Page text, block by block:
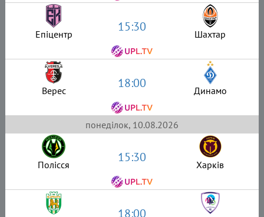
Епіцентр 15:30 Шахтар
Верес 18:00 Динамо
понеділок, 10.08.2026
Полісся 15:30 Харків
18:00